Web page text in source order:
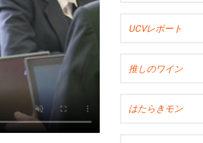
UCVレポート
推しのワイン
はたらきモン